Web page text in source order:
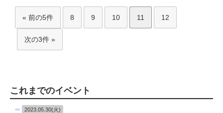
« 前の5件 8 9 10 11 12
次の3件 »
これまでのイベント
2023.05.30(火)